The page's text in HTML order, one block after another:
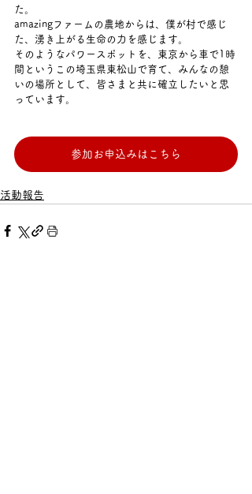
た。
amazingファームの農地からは、僕が村で感じ
た、湧き上がる生命の力を感じます。
そのようなパワースポットを、東京から車で1時
間というこの埼玉県東松山で育て、みんなの憩
いの場所として、皆さまと共に確立したいと思
っています。
参加お申込みはこちら
活動報告